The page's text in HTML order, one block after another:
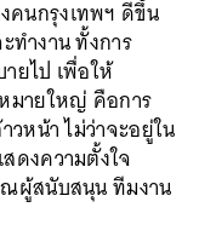
นกรุงเทพฯ ดีขึ้น
ทำงาน ทั้งการ
ยไป เพื่อให้
มายใหญ่ คือการ
วหน้า ไม่ว่าจะอยู่ใน
ดงความตั้งใจ
ณผู้สนับสนุน ทีมงาน